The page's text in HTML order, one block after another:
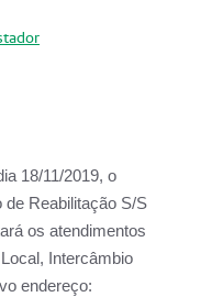
18/11/2019, o
Reabilitação S/S
os atendimentos
Intercâmbio
endereço: